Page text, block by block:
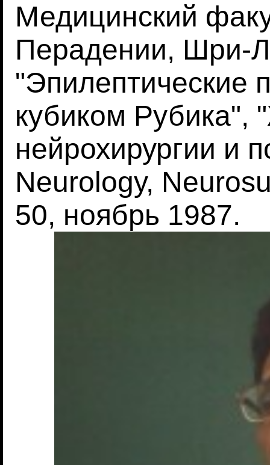
Медицинский
Перадении, Шри-
"Эпилептические
кубиком Рубика",
нейрохирургии и
Neurology,
50, ноябрь 1987.